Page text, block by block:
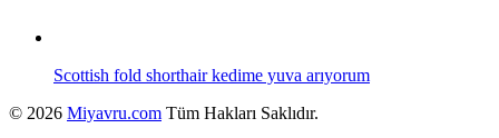
Scottish fold shorthair kedime yuva arıyorum
© 2026 Miyavru.com Tüm Hakları Saklıdır.